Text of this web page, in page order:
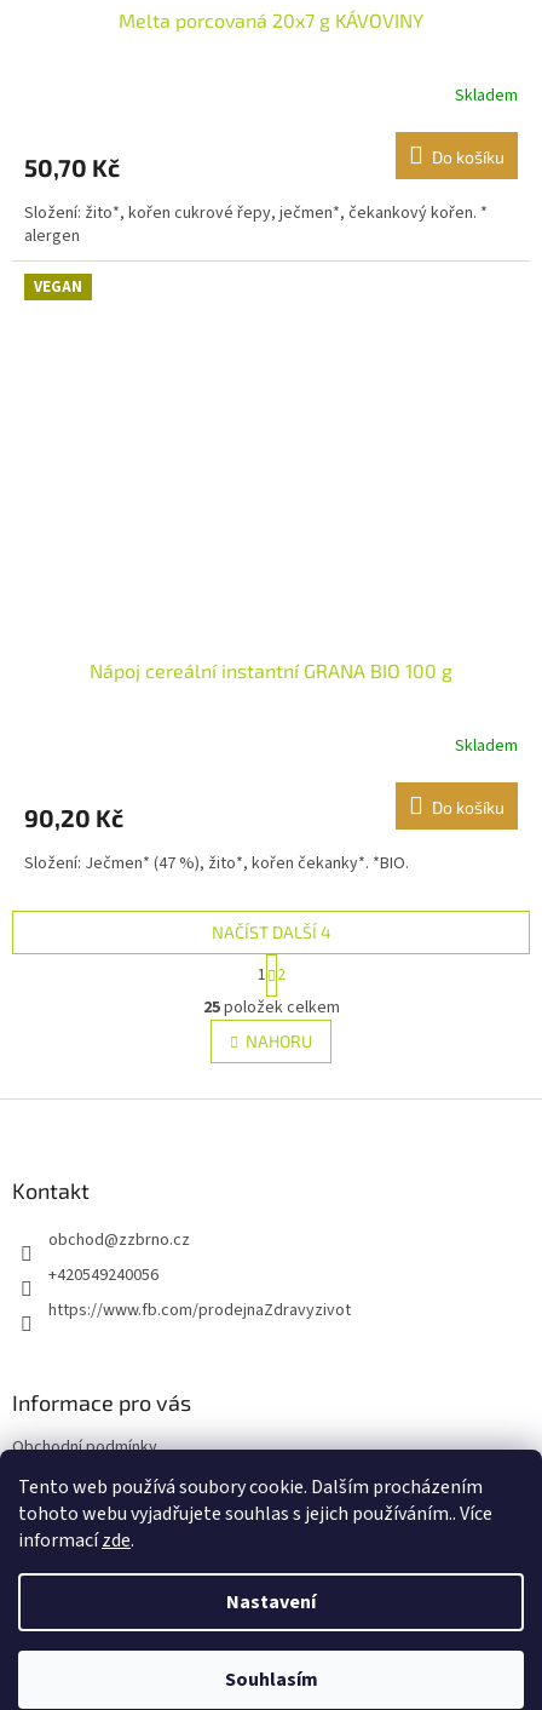
Tento web používá soubory cookie. Dalším procházením
tohoto webu vyjadřujete souhlas s jejich používáním.. Více
informacízde.
Nastavení
Souhlasím
Melta porcovaná 20x7 g KÁVOVINY
Skladem
50,70 Kč Do košíku
Složení: žito*, kořen cukrové řepy, ječmen*, čekankový kořen. *
alergen
VEGAN
Nápoj cereální instantní GRANA BIO 100 g
Skladem
90,20 Kč Do košíku
Složení: Ječmen* (47 %), žito*, kořen čekanky*. *BIO.
O
v
l
á
ý
NAČÍST DALŠÍ 4
S
t
r
á
n
k
v
1 2
25položek celkem
NAHORU
Kontakt
obchod@zzbrno.cz
+420549240056
https://www.fb.com/prodejnaZdravyzivot
Informace pro vás
Obchodní podmínky
Podmínky ochrany osobních údajů
Copyright 2026E-shop Zdravý život. Všechna práva vyhrazena.